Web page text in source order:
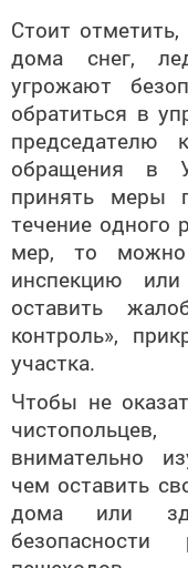
Стоит
дома снег,
угрожают
обратиться в
председателю
обращения в
принять меры
течение одного
мер, то
инспекцию
оставить
контроль»,
участка.
Чтобы не
внимательно
чем оставить
дома или